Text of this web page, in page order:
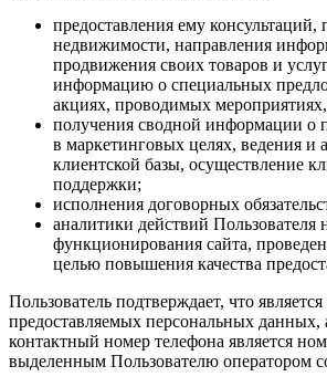
предоставления ему консультаций,
недвижимости, направления
продвижения своих товаров и
информацию о специальных
акциях, проводимых мероприятиях,
получения сводной информации о
в маркетинговых целях, ведения и
клиентской базы, осуществление
поддержки;
исполнения договорных
аналитики действий Пользователя
функционирования сайта,
целью повышения качества
Пользователь подтверждает, что
предоставляемых персональных данных,
контактный номер телефона является
выделенным Пользователю оператором